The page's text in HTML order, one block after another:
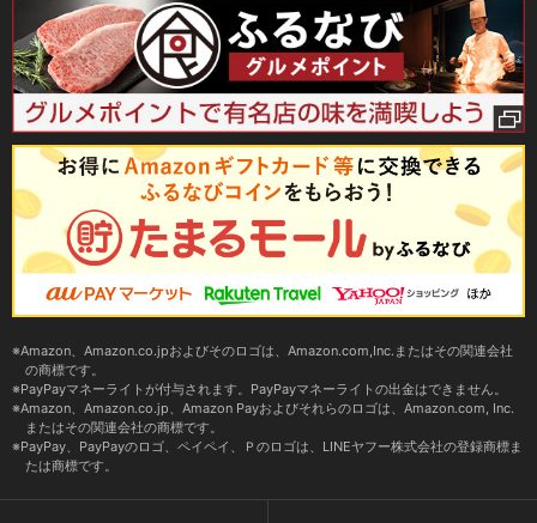
Amazon、Amazon.co.jpおよびそのロゴは、Amazon.com,Inc.またはその関連会社
の商標です。
PayPayマネーライトが付与されます。PayPayマネーライトの出金はできません。
Amazon、Amazon.co.jp、Amazon Payおよびそれらのロゴは、Amazon.com, Inc.
またはその関連会社の商標です。
PayPay、PayPayのロゴ、ペイペイ、Ｐのロゴは、LINEヤフー株式会社の登録商標ま
たは商標です。